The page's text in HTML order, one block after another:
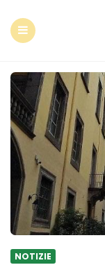
NOTIZIE